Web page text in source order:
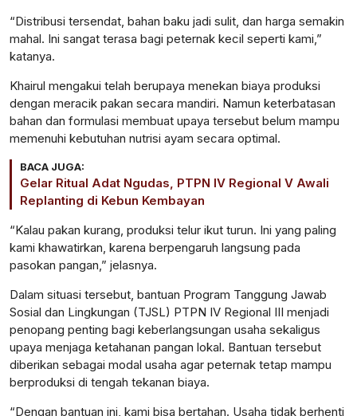
“Distribusi tersendat, bahan baku jadi sulit, dan harga semakin
mahal. Ini sangat terasa bagi peternak kecil seperti kami,”
katanya.
Khairul mengakui telah berupaya menekan biaya produksi
dengan meracik pakan secara mandiri. Namun keterbatasan
bahan dan formulasi membuat upaya tersebut belum mampu
memenuhi kebutuhan nutrisi ayam secara optimal.
BACA JUGA:
Gelar Ritual Adat Ngudas, PTPN IV Regional V Awali
Replanting di Kebun Kembayan
“Kalau pakan kurang, produksi telur ikut turun. Ini yang paling
kami khawatirkan, karena berpengaruh langsung pada
pasokan pangan,” jelasnya.
Dalam situasi tersebut, bantuan Program Tanggung Jawab
Sosial dan Lingkungan (TJSL) PTPN IV Regional III menjadi
penopang penting bagi keberlangsungan usaha sekaligus
upaya menjaga ketahanan pangan lokal. Bantuan tersebut
diberikan sebagai modal usaha agar peternak tetap mampu
berproduksi di tengah tekanan biaya.
“Dengan bantuan ini, kami bisa bertahan. Usaha tidak berhenti